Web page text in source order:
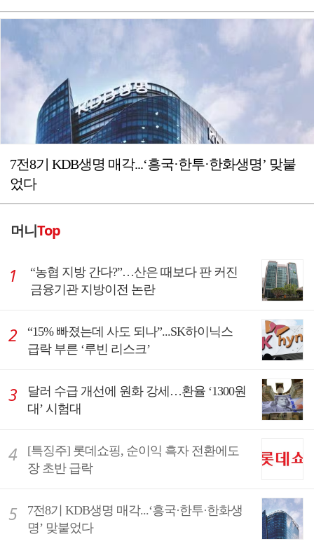
7전8기 KDB생명 매각...‘흥국·한투·한화생명’ 맞붙
었다
머니Top
“농협 지방 간다?”…산은 때보다 판 커진
금융기관 지방이전 논란
“15% 빠졌는데 사도 되나”...SK하이닉스
급락 부른 ‘루빈 리스크’
달러 수급 개선에 원화 강세…환율 ‘1300원
대’ 시험대
[특징주] 롯데쇼핑, 순이익 흑자 전환에도
장 초반 급락
7전8기 KDB생명 매각...‘흥국·한투·한화생
명’ 맞붙었다